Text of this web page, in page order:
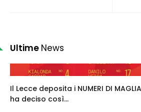
Ultime News
Il Lecce deposita i NUMERI DI
ha deciso così...